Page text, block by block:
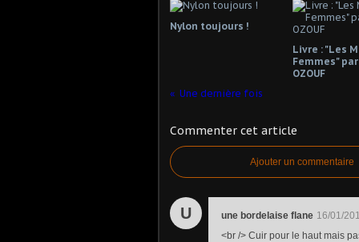
Nylon toujours !
Livre : "Les
Femmes"
OZOUF
Une dernière fois
Commenter cet article
Ajouter un commentaire
U une bordelaise flane 16/01/
<br /> Cuir pour le haut mais